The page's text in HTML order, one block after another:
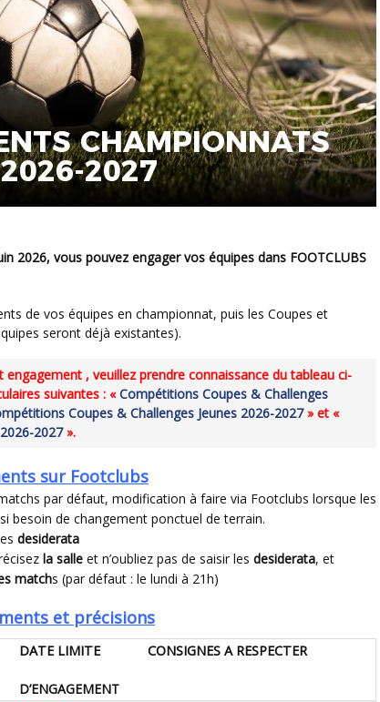
CHAMPIONNATS
2027
seront déjà existantes).
suivantes : «Compétitions Coupes & Challenges
Coupes & Challenges Jeunes 2026-2027» et «
2027».
sur Footclubs
par défaut, modification à faire via Footclubs lorsque les
besoin de changement ponctuel de terrain.
desiderata
la salle et n’oubliez pas de saisir les desiderata, et
matchs (par défaut : le lundi à 21h)
et précisions
DATE LIMITE
D’ENGAGEMENT
CONSIGNES A RESPECTER